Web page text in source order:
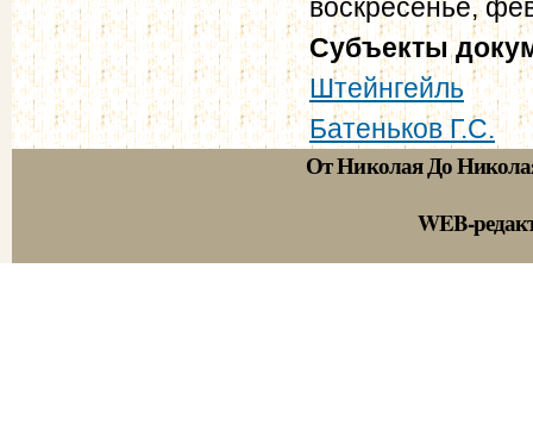
воскресенье,
Субъекты
Штейнгейль
Батеньков Г.С.
От Николая До
WEB-